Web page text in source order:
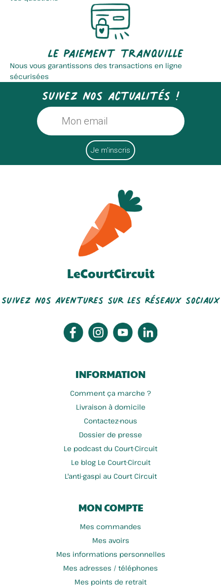
Le paiement tranquille
Nous vous garantissons des transactions en ligne
sécurisées
Suivez nos actualités !
LeCourtCircuit
Suivez nos aventures sur les réseaux sociaux
INFORMATION
Comment ça marche ?
Livraison à domicile
Contactez-nous
Dossier de presse
Le podcast du Court-Circuit
Le blog Le Court-Circuit
L'anti-gaspi au Court Circuit
MON COMPTE
Mes commandes
Mes avoirs
Mes informations personnelles
Mes adresses / téléphones
Mes points de retrait